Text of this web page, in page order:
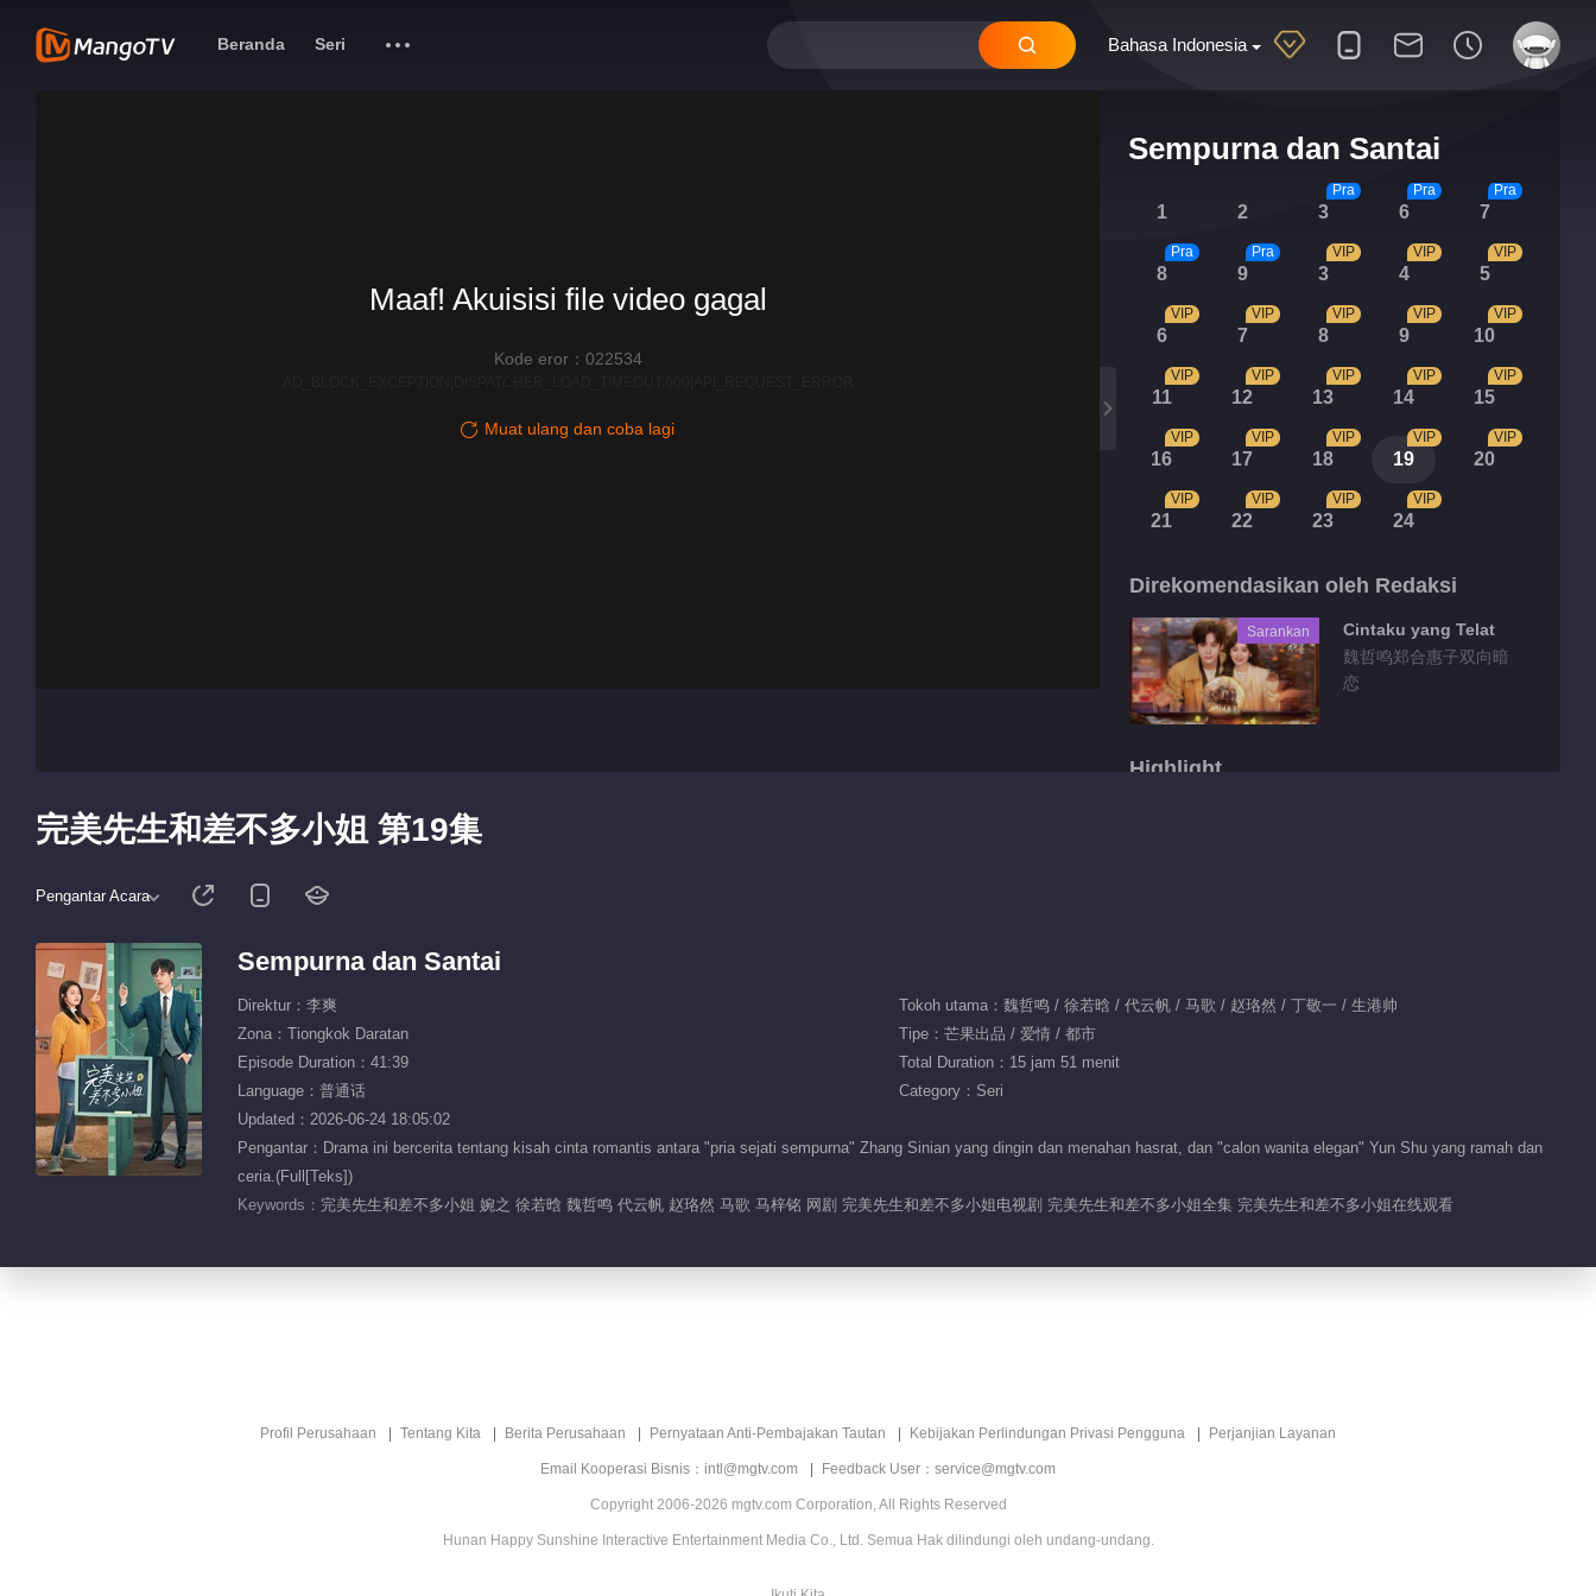
Bahasa Indonesia
Beranda Seri
Sempurna dan Santai
1 2 3
Pra
6
Pra
7
Pra
8
Pra
9
Pra
3
VIP
4
VIP
5
VIP
6
VIP
7
VIP
8
VIP
9
VIP
10
VIP
11
VIP
12
VIP
13
VIP
14
VIP
15
VIP
16
VIP
17
VIP
18
VIP
19
VIP
20
VIP
21
VIP
22
VIP
23
VIP
24
VIP
Direkomendasikan oleh Redaksi
Sarankan
Cintaku yang Telat
魏哲鸣郑合惠子双向暗
恋
Highlight
00:55
01:24
Maaf! Akuisisi file video gagal
Kode eror：022534
Muat ulang dan coba lagi
完美先生和差不多小姐 第19集
Pengantar Acara
Sempurna dan Santai
Direktur：李爽
Tokoh utama：魏哲鸣 / 徐若晗 / 代云帆 / 马歌 / 赵珞然 / 丁敬一 / 生港帅
Zona：Tiongkok Daratan
Tipe：芒果出品 / 爱情 / 都市
Episode Duration：41:39
Total Duration：15 jam 51 menit
Language：普通话
Category：Seri
Updated：2026-06-24 18:05:02
Pengantar：Drama ini bercerita tentang kisah cinta romantis antara "pria sejati sempurna" Zhang Sinian yang dingin dan menahan hasrat, dan "calon wanita elegan" Yun Shu yang ramah dan
ceria.(Full[Teks])
Keywords： 完美先生和差不多小姐 婉之 徐若晗 魏哲鸣 代云帆 赵珞然 马歌 马梓铭 网剧 完美先生和差不多小姐电视剧 完美先生和差不多小姐全集 完美先生和差不多小姐在线观看
Profil Perusahaan Tentang Kita Berita Perusahaan Pernyataan Anti-Pembajakan Tautan Kebijakan Perlindungan Privasi Pengguna Perjanjian Layanan
Email Kooperasi Bisnis：intl@mgtv.com Feedback User：service@mgtv.com
Copyright 2006-2026 mgtv.com Corporation, All Rights Reserved
Hunan Happy Sunshine Interactive Entertainment Media Co., Ltd. Semua Hak dilindungi oleh undang-undang.